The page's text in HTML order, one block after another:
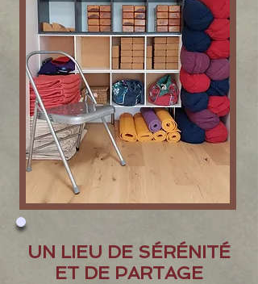
UN LIEU DE SÉRÉNITÉ
ET DE PARTAGE